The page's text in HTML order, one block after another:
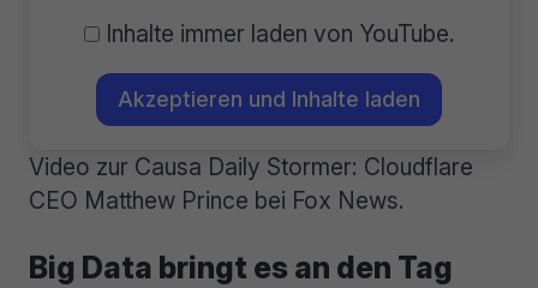
Inhalte immer laden von YouTube.
Akzeptieren und Inhalte laden
Video zur Causa Daily Stormer: Cloudflare
CEO Matthew Prince bei Fox News.
Big Data bringt es an den Tag